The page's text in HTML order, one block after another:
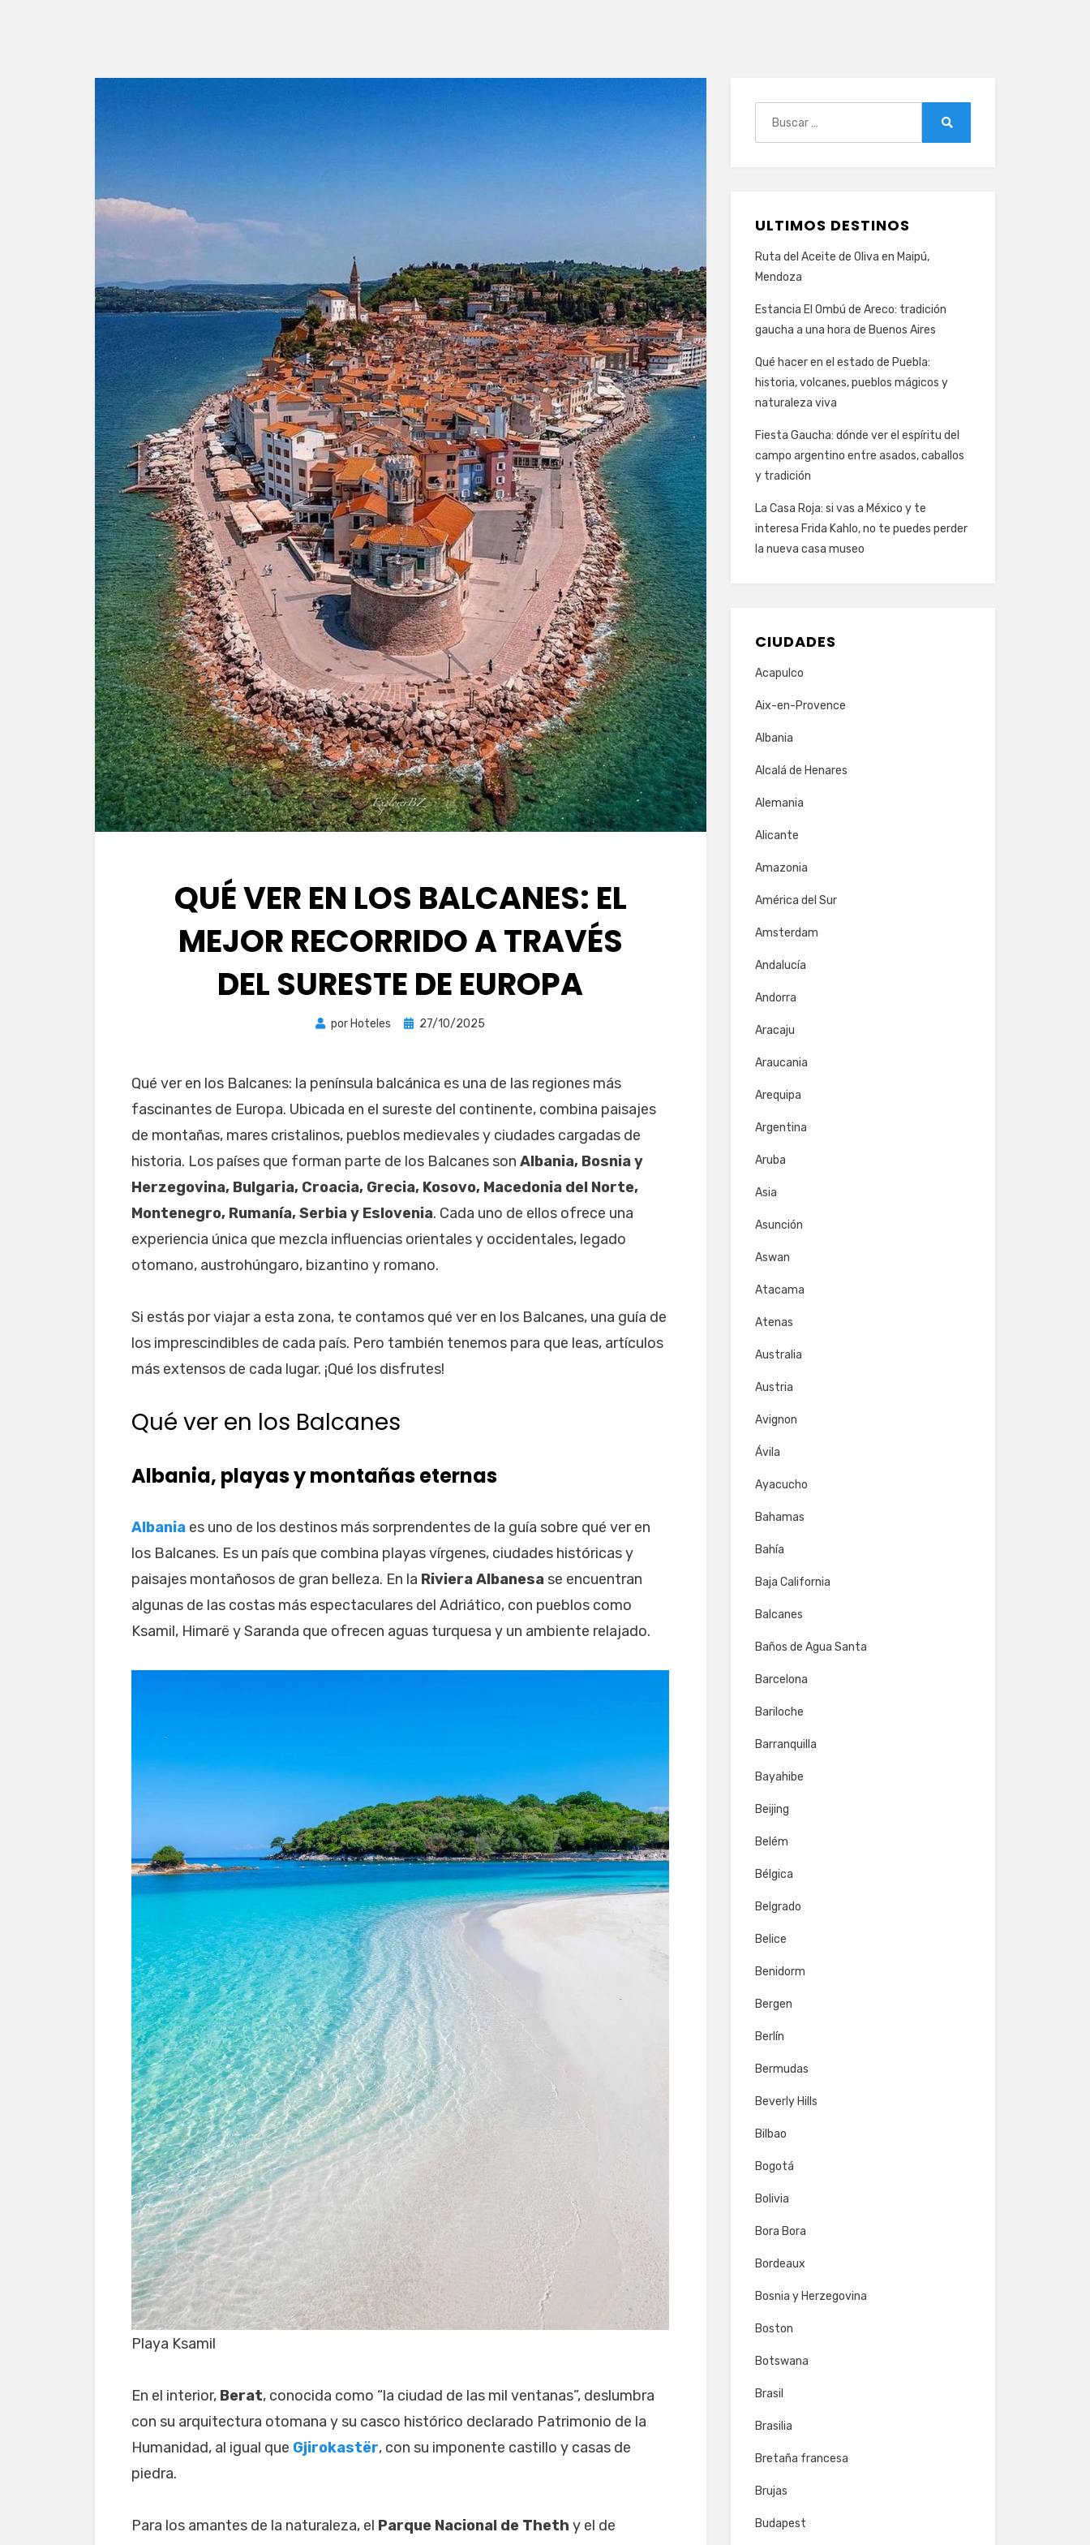
QUÉ VER EN LOS BALCANES: EL
MEJOR RECORRIDO A TRAVÉS
DEL SURESTE DE EUROPA
por Hoteles
Publicada
27/10/2025
Qué ver en los Balcanes: la península balcánica es una de las regiones más
fascinantes de Europa. Ubicada en el sureste del continente, combina paisajes
de montañas, mares cristalinos, pueblos medievales y ciudades cargadas de
historia. Los países que forman parte de los Balcanes son Albania, Bosnia y
Herzegovina, Bulgaria, Croacia, Grecia, Kosovo, Macedonia del Norte,
Montenegro, Rumanía, Serbia y Eslovenia. Cada uno de ellos ofrece una
experiencia única que mezcla influencias orientales y occidentales, legado
otomano, austrohúngaro, bizantino y romano.
Si estás por viajar a esta zona, te contamos qué ver en los Balcanes, una guía de
los imprescindibles de cada país. Pero también tenemos para que leas, artículos
más extensos de cada lugar. ¡Qué los disfrutes!
Qué ver en los Balcanes
Albania, playas y montañas eternas
Albania es uno de los destinos más sorprendentes de la guía sobre qué ver en
los Balcanes. Es un país que combina playas vírgenes, ciudades históricas y
paisajes montañosos de gran belleza. En la Riviera Albanesa se encuentran
algunas de las costas más espectaculares del Adriático, con pueblos como
Ksamil, Himarë y Saranda que ofrecen aguas turquesa y un ambiente relajado.
Playa Ksamil
En el interior, Berat, conocida como “la ciudad de las mil ventanas”, deslumbra
con su arquitectura otomana y su casco histórico declarado Patrimonio de la
Humanidad, al igual que Gjirokastër, con su imponente castillo y casas de
piedra.
Para los amantes de la naturaleza, el Parque Nacional de Theth y el de
ULTIMOS DESTINOS
Ruta del Aceite de Oliva en Maipú,
Mendoza
Estancia El Ombú de Areco: tradición
gaucha a una hora de Buenos Aires
Qué hacer en el estado de Puebla:
historia, volcanes, pueblos mágicos y
naturaleza viva
Fiesta Gaucha: dónde ver el espíritu del
campo argentino entre asados, caballos
y tradición
La Casa Roja: si vas a México y te
interesa Frida Kahlo, no te puedes perder
la nueva casa museo
CIUDADES
Acapulco
Aix-en-Provence
Albania
Alcalá de Henares
Alemania
Alicante
Amazonia
América del Sur
Amsterdam
Andalucía
Andorra
Aracaju
Araucania
Arequipa
Argentina
Aruba
Asia
Asunción
Aswan
Atacama
Atenas
Australia
Austria
Avignon
Ávila
Ayacucho
Bahamas
Bahía
Baja California
Balcanes
Baños de Agua Santa
Barcelona
Bariloche
Barranquilla
Bayahibe
Beijing
Belém
Bélgica
Belgrado
Belice
Benidorm
Bergen
Berlín
Bermudas
Beverly Hills
Bilbao
Bogotá
Bolivia
Bora Bora
Bordeaux
Bosnia y Herzegovina
Boston
Botswana
Brasil
Brasilia
Bretaña francesa
Brujas
Budapest